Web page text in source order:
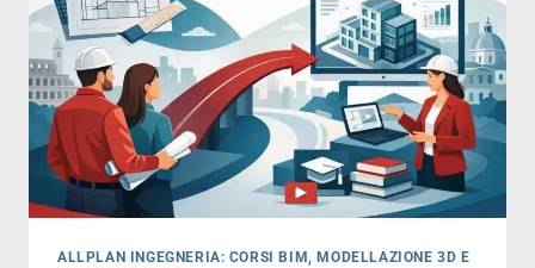
ALLPLAN INGEGNERIA: CORSI BIM, MODELLAZIONE 3D E